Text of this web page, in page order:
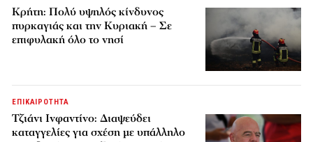
Κρήτη: Πολύ υψηλός κίνδυνος
πυρκαγιάς και την Κυριακή – Σε
επιφυλακή όλο το νησί
ΕΠΙΚΑΙΡΟΤΗΤΑ
Τζιάνι Ινφαντίνο: Διαψεύδει
καταγγελίες για σχέση με υπάλληλο